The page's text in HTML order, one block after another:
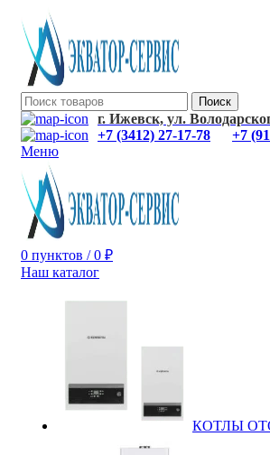
Поиск
г. Ижевск, ул.
+7 (3412) 27-17-78
+7
Меню
0 пунктов / 0 ₽
Наш каталог
КОТЛЫ